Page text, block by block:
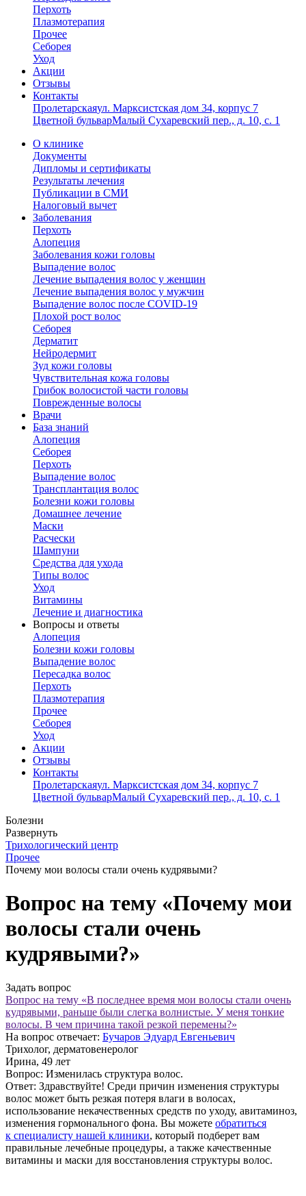
Перхоть
Плазмотерапия
Прочее
Себорея
Уход
Акции
Отзывы
Контакты
Пролетарскаяул. Марксистская дом 34, корпус 7
Цветной бульварМалый Сухаревский пер., д. 10, с. 1
О клинике
Документы
Дипломы и сертификаты
Результаты лечения
Публикации в СМИ
Налоговый вычет
Заболевания
Перхоть
Алопеция
Заболевания кожи головы
Выпадение волос
Лечение выпадения волос у женщин
Лечение выпадения волос у мужчин
Выпадение волос после COVID-19
Плохой рост волос
Cеборея
Дерматит
Нейродермит
Зуд кожи головы
Чувствительная кожа головы
Грибок волосистой части головы
Поврежденные волосы
Врачи
База знаний
Алопеция
Себорея
Перхоть
Выпадение волос
Трансплантация волос
Болезни кожи головы
Домашнее лечение
Маски
Расчески
Шампуни
Средства для ухода
Типы волос
Уход
Витамины
Лечение и диагностика
Вопросы и ответы
Алопеция
Болезни кожи головы
Выпадение волос
Пересадка волос
Перхоть
Плазмотерапия
Прочее
Себорея
Уход
Акции
Отзывы
Контакты
Пролетарскаяул. Марксистская дом 34, корпус 7
Цветной бульварМалый Сухаревский пер., д. 10, с. 1
Болезни
Развернуть
Трихологический центр
Прочее
Почему мои волосы стали очень кудрявыми?
Вопрос на тему «Почему мои
волосы стали очень
кудрявыми?»
Задать вопрос
Вопрос на тему «В последнее время мои волосы стали очень
кудрявыми, раньше были слегка волнистые. У меня тонкие
волосы. В чем причина такой резкой перемены?»
На вопрос отвечает: Бучаров Эдуард Евгеньевич
Трихолог, дерматовенеролог
Ирина, 49 лет
Вопрос: Изменилась структура волос.
Ответ: Здравствуйте! Среди причин изменения структуры
волос может быть резкая потеря влаги в волосах,
использование некачественных средств по уходу, авитаминоз,
изменения гормонального фона. Вы можете обратиться
к специалисту нашей клиники, который подберет вам
правильные лечебные процедуры, а также качественные
витамины и маски для восстановления структуры волос.